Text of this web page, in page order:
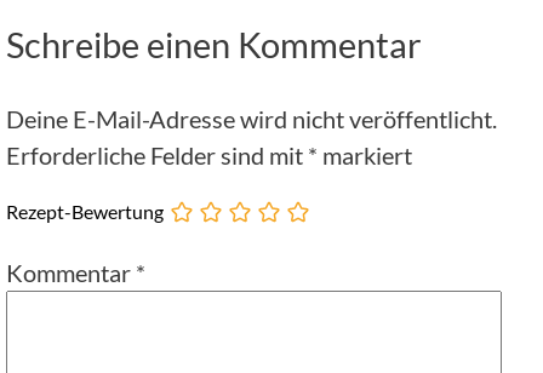
Schreibe einen Kommentar
Deine E-Mail-Adresse wird nicht veröffentlicht.
Erforderliche Felder sind mit * markiert
Rezept-Bewertung
Kommentar *